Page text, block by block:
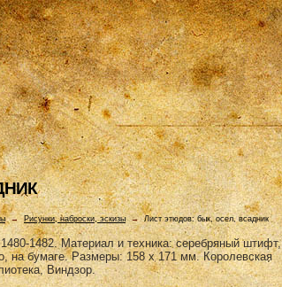
→Рисунки, наброски, эскизы→Лист этюдов: бык, осел, всадник
1482. Материал и техника: серебряный штифт,
на бумаге. Размеры: 158 х 171 мм. Королевская
Виндзор.